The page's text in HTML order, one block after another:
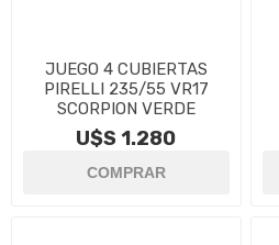
JUEGO 4 CUBIERTAS
PIRELLI 235/55 VR17
SCORPION VERDE
U$S 1.280